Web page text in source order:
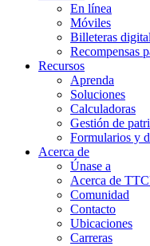
En línea
Móviles
Billeteras
Recompensas
Recursos
Aprenda
Soluciones
Calculadoras
Gestión de
Formularios y
Acerca de
Únase a
Acerca de
Comunidad
Contacto
Ubicaciones
Carreras